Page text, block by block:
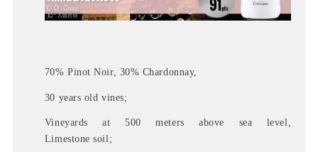
70% Pinot Noir, 30% Chardonnay,
30 years old vines;
Vineyards at 500 meters above sea level,
Limestone soil;